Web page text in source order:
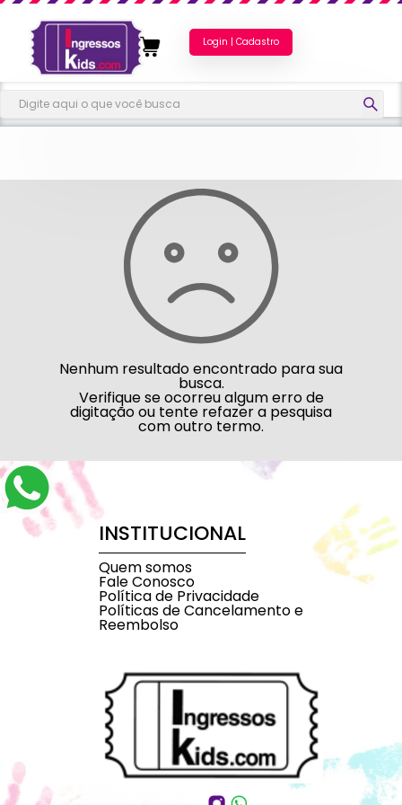
Login | Cadastro
Nenhum resultado encontrado para sua
busca.
Verifique se ocorreu algum erro de
digitação ou tente refazer a pesquisa
com outro termo.
INSTITUCIONAL
Quem somos
Fale Conosco
Política de Privacidade
Políticas de Cancelamento e
Reembolso